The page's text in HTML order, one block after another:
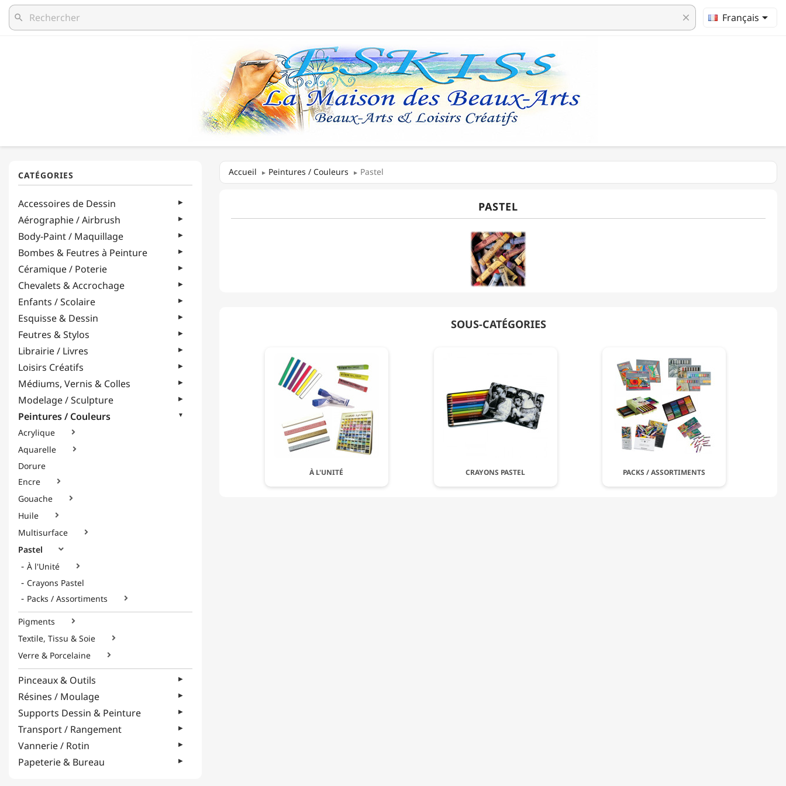
search clear Français
Accessoires de Dessin
Aérographie / Airbrush
Body-Paint / Maquillage
Bombes & Feutres à Peinture
Céramique / Poterie
Chevalets & Accrochage
Enfants / Scolaire
Esquisse & Dessin
Feutres & Stylos
Librairie / Livres
Loisirs Créatifs
Médiums, Vernis & Colles
Modelage / Sculpture
Peintures / Couleurs
Acrylique 
Aquarelle 
Dorure
Encre

Gouache 
Huile 
Multisurface 
Pastel 
À l'Unité 
Crayons Pastel
Packs / Assortiments

Pigments 
Textile, Tissu & Soie 
Verre & Porcelaine 
Pinceaux & Outils
Résines / Moulage
Supports Dessin & Peinture
Transport / Rangement
Vannerie / Rotin
Papeterie & Bureau
Accueil Peintures / Couleurs Pastel
PASTEL
SOUS-CATÉGORIES
À L'UNITÉ CRAYONS PASTEL PACKS / ASSORTIMENTS